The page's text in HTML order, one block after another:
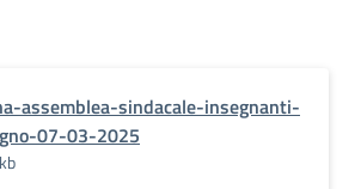
assemblea-sindacale-insegnanti-
07-03-2025